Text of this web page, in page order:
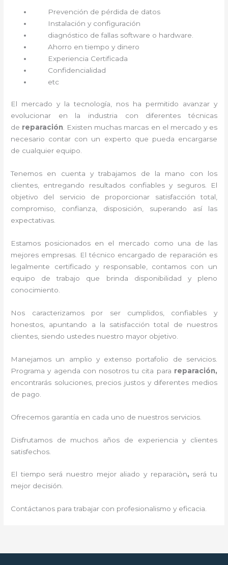
Prevención de pérdida de datos
Instalación y configuración
diagnóstico de fallas software o hardware
Ahorro en tiempo y dinero
Experiencia Certificada
Confidencialidad
etc
El mercado y la tecnología, nos ha permitido avanzar y
evolucionar en la industria con diferentes técnicas
de reparación. Existen muchas marcas en el mercado y es
necesario contar con un experto que pueda encargarse
de cualquier equipo.
Tenemos en cuenta y trabajamos de la mano con los
clientes, entregando resultados confiables y seguros. El
objetivo del servicio de proporcionar satisfacción total,
compromiso, confianza, disposición, superando así las
expectativas.
Estamos posicionados en el mercado como una de las
mejores empresas. El técnico encargado de reparación es
legalmente certificado y responsable, contamos con un
equipo de trabajo que brinda disponibilidad y pleno
conocimiento.
Nos caracterizamos por ser cumplidos, confiables y
honestos, apuntando a la satisfacción total de nuestros
clientes, siendo ustedes nuestro mayor objetivo.
Manejamos un amplio y extenso portafolio de servicios.
Programa y agenda con nosotros tu cita para reparación,
encontrarás soluciones, precios justos y diferentes medios
de pago.
Ofrecemos garantía en cada uno de nuestros servicios.
Disfrutamos de muchos años de experiencia y clientes
satisfechos.
El tiempo será nuestro mejor aliado y reparaciòn, será tu
mejor decisión.
Contáctanos para trabajar con profesionalismo y eficacia.